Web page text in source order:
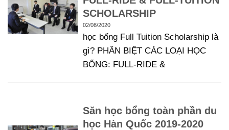
SCHOLARSHIP
02/08/2020
học bổng Full Tuition Scholarship là
gì? PHÂN BIỆT CÁC LOẠI HỌC
BỔNG: FULL-RIDE &
Săn học bổng toàn phần du
học Hàn Quốc 2019-2020